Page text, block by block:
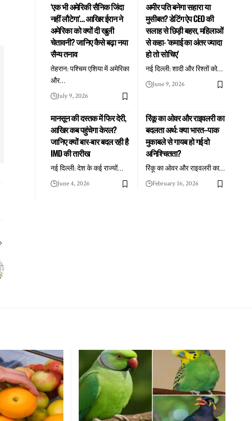
‘एक भी अमेरिकी सैनिक जिंदा
नहीं लौटेगा’… आखिर ईरान ने
अमेरिका को क्यों दी खुली
चेतावनी? जानिए कैसे बढ़ा नया
सैन्य तनाव
तेहरान: पश्चिम एशिया में अमेरिका
और…
July 9, 2026
अमीर पति बनेगा सहारा या
मुसीबत? डेटिंग ऐप CEO की
सलाह से छिड़ी बहस, महिलाओं
से कहा- ‘कमाई का अंतर ज्यादा
हो तो सोचिए’
नई दिल्ली: शादी और रिश्तों को…
June 9, 2026
मानसून की दस्तक में फिर देरी,
आखिर कब पहुंचेगा केरल?
जानिए क्यों बार-बार बदल रही है
IMD की तारीख
नई दिल्ली: देश के कई राज्यों…
June 4, 2026
रिंकू का ओवर और राइवलरी का
बदलता अर्थ: क्या भारत–पाक
मुकाबले से गायब हो गई वो
अनिश्चितता?
रिंकू का ओवर और राइवलरी का…
February 16, 2026